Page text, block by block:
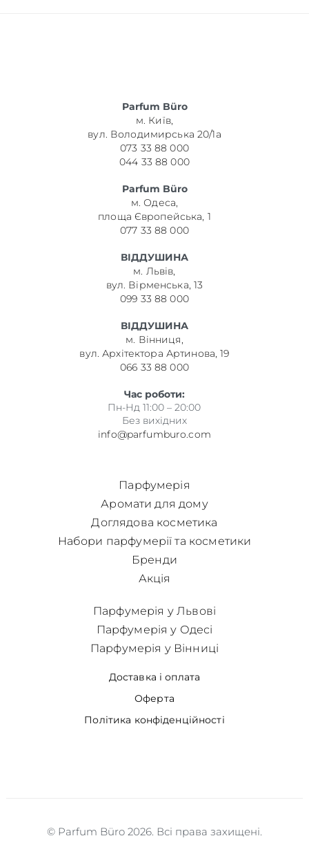
Parfum Büro
м. Київ,
вул. Володимирська 20/1а
073 33 88 000
044 33 88 000
Parfum Büro
м. Одеса,
площа Європейська, 1
077 33 88 000
ВІДДУШИНА
м. Львів,
вул. Вірменська, 13
099 33 88 000
ВІДДУШИНА
м. Вінниця,
вул. Архітектора Артинова, 19
066 33 88 000
Час роботи:
Пн-Нд 11:00 – 20:00
Без вихідних
info@parfumburo.com
Парфумерія
Аромати для дому
Доглядова косметика
Набори парфумерії та косметики
Бренди
Акція
Доставка і оплата
Оферта
Політика конфіденційності
Парфумерія у Львові
Парфумерія у Одесі
Парфумерія у Вінниці
© Parfum Büro 2026. Всі права захищені.